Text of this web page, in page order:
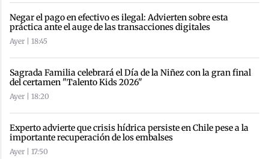
Negar el pago en efectivo es ilegal: Advierten sobre esta
práctica ante el auge de las transacciones digitales
Ayer | 18:45
Sagrada Familia celebrará el Día de la Niñez con la gran final
del certamen "Talento Kids 2026"
Ayer | 18:20
Experto advierte que crisis hídrica persiste en Chile pese a la
importante recuperación de los embalses
Ayer | 17:50